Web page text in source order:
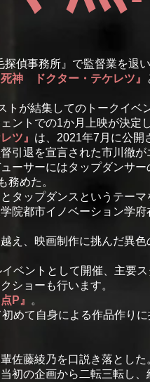
偵事務所』で監督業を退
死神 ドクター・テケレツ』
トが結集してのトークイベ
ントでの1か月上映が決定
ツ』 は、2021年7月に公開
引退を宣言された市川徹
ーサーにはタップダンサー
務めた。
タップダンスというテー
院都市イノベーション学
え、映画制作に挑んだ異
ベントとして開催、主要
ショーも行います。
P』
。
めて自身による作品作り
佐藤綾乃を口説き落とした
初の企画から二転三転し